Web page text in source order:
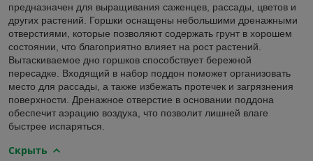
предназначен для выращивания саженцев, рассады, цветов и
других растений. Горшки оснащены небольшими дренажными
отверстиями, которые позволяют содержать грунт в хорошем
состоянии, что благоприятно влияет на рост растений.
Вытаскиваемое дно горшков способствует бережной
пересадке. Входящий в набор поддон поможет организовать
место для рассады, а также избежать протечек и загрязнения
поверхности. Дренажное отверстие в основании поддона
обеспечит аэрацию воздуха, что позволит лишней влаге
быстрее испаряться.
Скрыть